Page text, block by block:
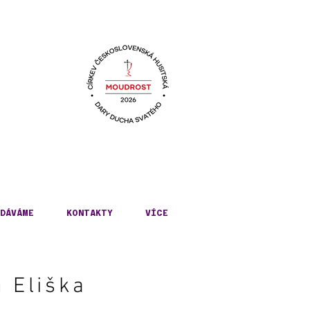
KONTAKTY VÍCE
Eliška